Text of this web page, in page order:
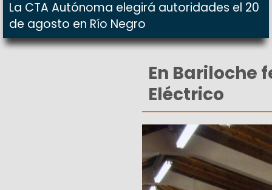
La CTA Autónoma elegirá autoridades el 20
de agosto en Río Negro
En Bariloche
Eléctrico